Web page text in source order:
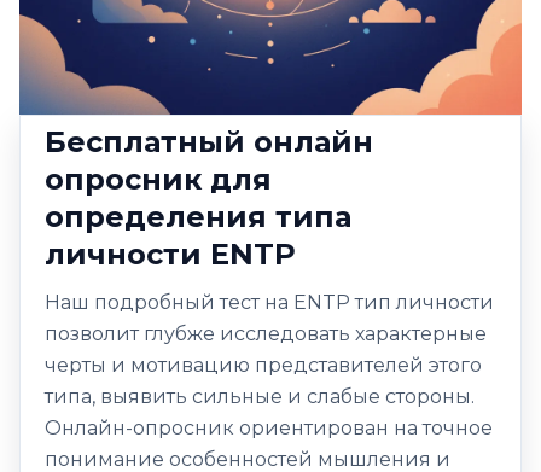
Бесплатный онлайн
опросник для
определения типа
личности ENTP
Наш подробный тест на ENTP тип личности
позволит глубже исследовать характерные
черты и мотивацию представителей этого
типа, выявить сильные и слабые стороны.
Онлайн-опросник ориентирован на точное
понимание особенностей мышления и